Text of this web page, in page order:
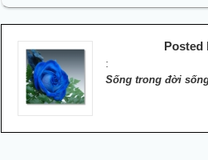
Posted
:
Sống trong đời